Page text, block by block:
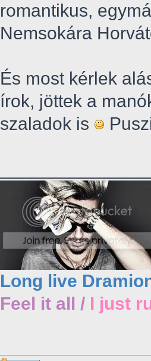
romantikus,
Nemsokára
És most kérlek
írok, jöttek a
szaladok is
Long live
Feel it all / I just